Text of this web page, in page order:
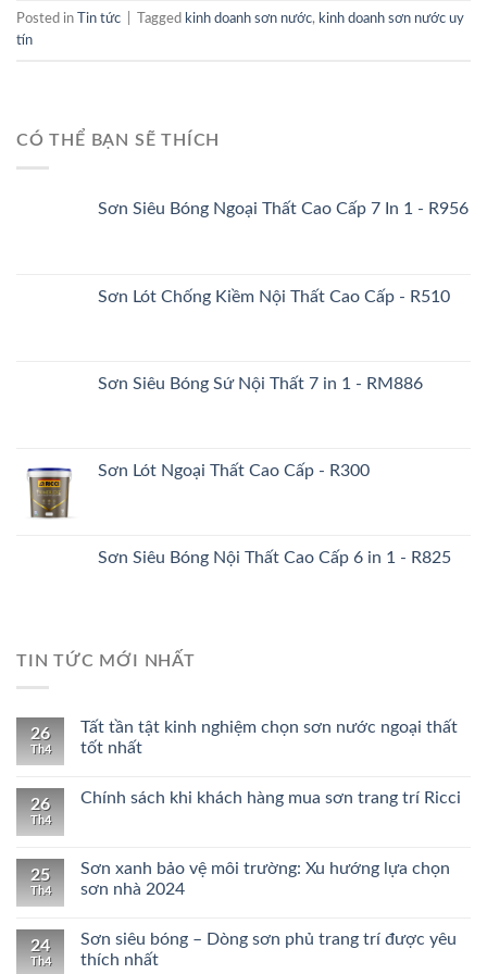
Posted in Tin tức Tagged kinh doanh sơn nước, kinh doanh sơn nước uy
tín
CÓ THỂ BẠN SẼ THÍCH
Sơn Siêu Bóng Ngoại Thất Cao Cấp 7 In 1 - R956
Sơn Lót Chống Kiềm Nội Thất Cao Cấp - R510
Sơn Siêu Bóng Sứ Nội Thất 7 in 1 - RM886
Sơn Lót Ngoại Thất Cao Cấp - R300
Sơn Siêu Bóng Nội Thất Cao Cấp 6 in 1 - R825
TIN TỨC MỚI NHẤT
26
Th4
Tất tần tật kinh nghiệm chọn sơn nước ngoại thất
tốt nhất
26
Th4
Chính sách khi khách hàng mua sơn trang trí Ricci
25
Th4
Sơn xanh bảo vệ môi trường: Xu hướng lựa chọn
sơn nhà 2024
24
Th4
Sơn siêu bóng – Dòng sơn phủ trang trí được yêu
thích nhất